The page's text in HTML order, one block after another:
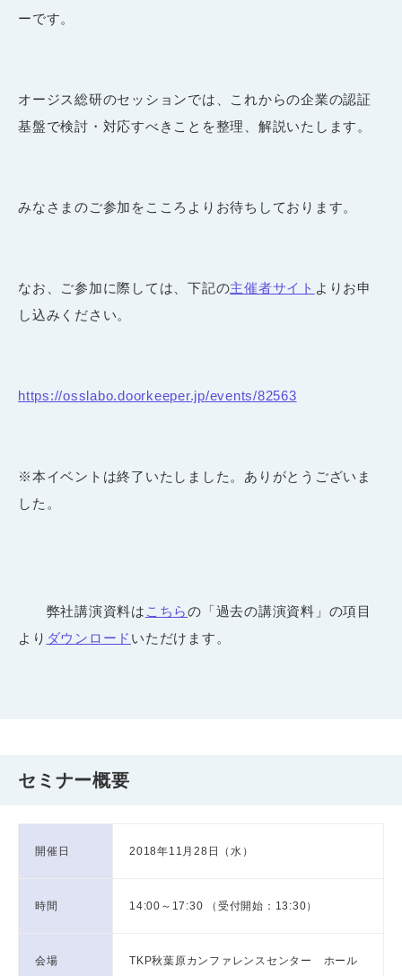
ーです。
オージス総研のセッションでは、これからの企業の認証
基盤で検討・対応すべきことを整理、解説いたします。
みなさまのご参加をこころよりお待ちしております。
なお、ご参加に際しては、下記の主催者サイト よりお申
し込みください。
https://osslabo.doorkeeper.jp/events/82563
※本イベントは終了いたしました。ありがとうございま
した。
弊社講演資料は こちらの「過去の講演資料」の項目
より ダウンロード いただけます。
セミナー概要
開催日 2018年11月28日（水）
時間 14:00～17:30 （受付開始：13:30）
会場
TKP秋葉原カンファレンスセンター ホール